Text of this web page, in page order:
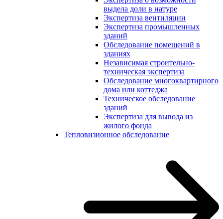
выдела доли в натуре
Экспертиза вентиляции
Экспертиза промышленных
зданий
Обследование помещений в
зданиях
Независимая строительно-
техническая экспертиза
Обследование многоквартирного
дома или коттеджа
Техническое обследование
зданий
Экспертиза для вывода из
жилого фонда
Тепловизионное обследование